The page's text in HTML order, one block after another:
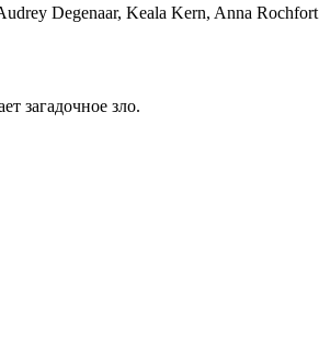
Degenaar, Keala Kern, Anna Rochfort
загадочное зло.